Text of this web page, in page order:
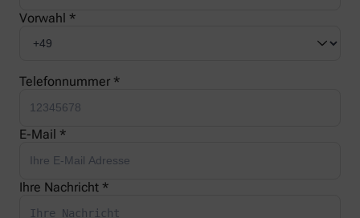
Vorwahl *
Telefonnummer *
E-Mail *
Ihre Nachricht *